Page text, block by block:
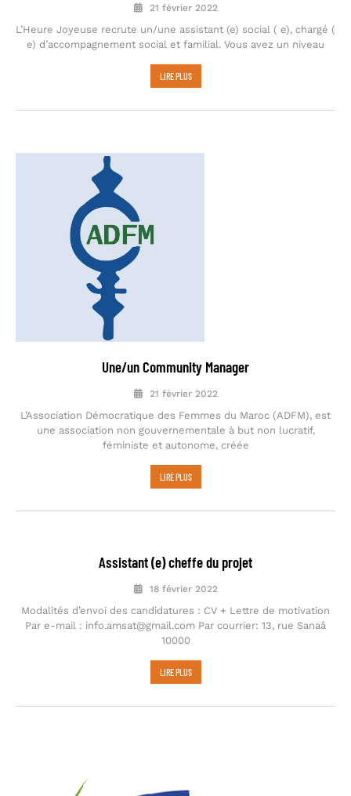
21 février 2022
L’Heure Joyeuse recrute un/une assistant (e) social ( e), chargé (
e) d’accompagnement social et familial. Vous avez un niveau
LIRE PLUS
Une/un Community Manager
21 février 2022
L’Association Démocratique des Femmes du Maroc (ADFM), est
une association non gouvernementale à but non lucratif,
féministe et autonome, créée
LIRE PLUS
Assistant (e) cheffe du projet
18 février 2022
Modalités d’envoi des candidatures : CV + Lettre de motivation
Par e-mail : info.amsat@gmail.com Par courrier: 13, rue Sanaâ
10000
LIRE PLUS